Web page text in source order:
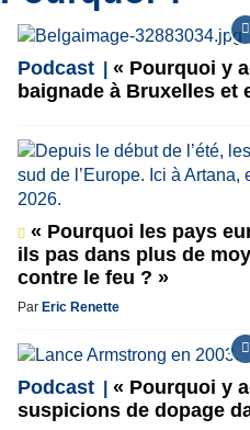
Podcast
« Pourquoi y
baignade à Bruxelles et
« Pourquoi les pays
ils pas dans plus de
contre le feu ? »
Par Eric Renette
Podcast
« Pourquoi y
suspicions de dopage